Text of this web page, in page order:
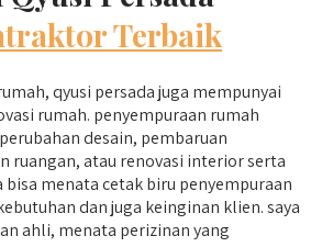
Terbaik
qyusi persada juga mempunyai
rumah. penyempuraan rumah
desain, pembaruan
ruangan, atau renovasi interior serta
bisa menata cetak biru penyempuraan
dan juga keinginan klien. saya
ahli, menata perizinan yang